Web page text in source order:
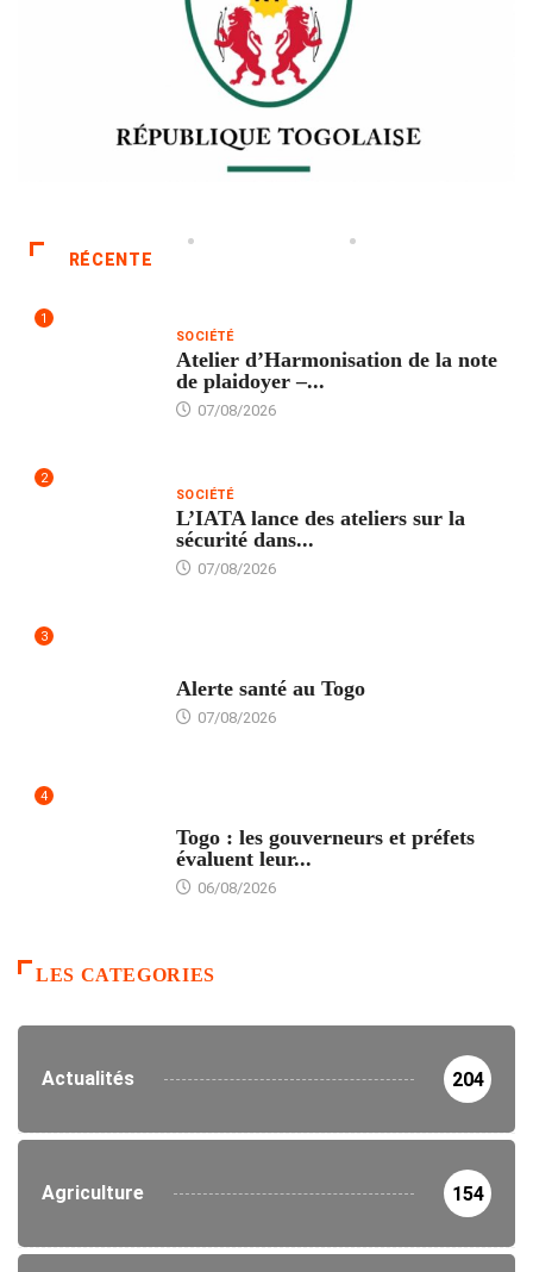
RÉCENTE
1
SOCIÉTÉ
Atelier d’Harmonisation de la note
de plaidoyer –...
07/08/2026
2
SOCIÉTÉ
L’IATA lance des ateliers sur la
sécurité dans...
07/08/2026
3
Alerte santé au Togo
07/08/2026
4
Togo : les gouverneurs et préfets
évaluent leur...
06/08/2026
LES CATEGORIES
Actualités 204
Agriculture 154